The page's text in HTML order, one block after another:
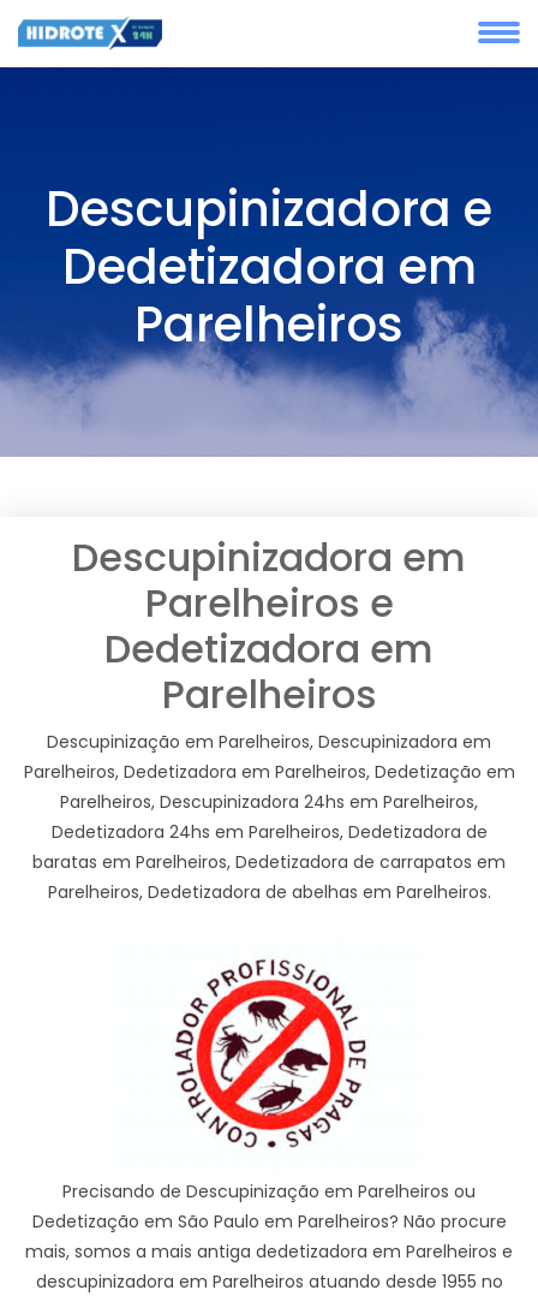
Descupinizadora e
Dedetizadora em
Parelheiros
Descupinizadora em
Parelheiros e
Dedetizadora em
Parelheiros
Descupinização em Parelheiros, Descupinizadora em
Parelheiros, Dedetizadora em Parelheiros, Dedetização em
Parelheiros, Descupinizadora 24hs em Parelheiros,
Dedetizadora 24hs em Parelheiros, Dedetizadora de
baratas em Parelheiros, Dedetizadora de carrapatos em
Parelheiros, Dedetizadora de abelhas em Parelheiros.
Precisando de Descupinização em Parelheiros ou
Dedetização em São Paulo em Parelheiros? Não procure
mais, somos a mais antiga dedetizadora em Parelheiros e
descupinizadora em Parelheiros atuando desde 1955 no